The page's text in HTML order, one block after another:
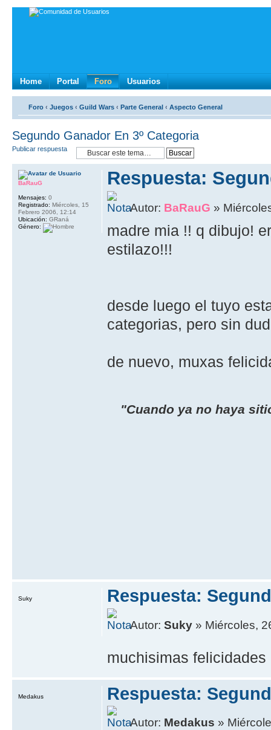
Home Portal Foro Usuarios
Foro ‹ Juegos ‹ Guild Wars ‹ Parte General ‹ Aspecto General
Segundo Ganador En 3º Categoria
Publicar respuesta
Respuesta:
Autor: BaRauG »
madre mia !! q dibujo!
estilazo!!!
desde luego el tuyo
categorias, pero sin
de nuevo, muxas
"Cuando ya no haya
BaRauG
Mensajes: 0
Registrado: Miércoles, 15
Febrero 2006, 12:14
Ubicación: GRaná
Género:
Respuesta:
Autor:Suky » Miércoles,
muchisimas
Suky
Respuesta:
Autor: Medakus »
Medakus